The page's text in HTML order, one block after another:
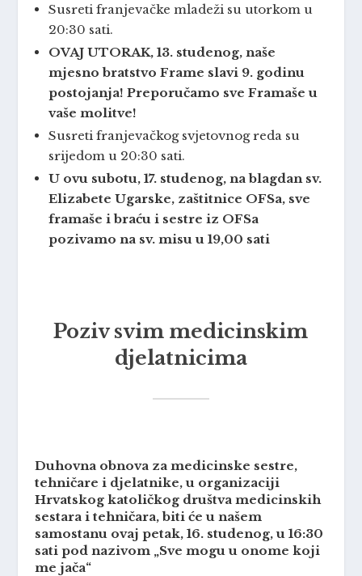
Susreti franjevačke mladeži su utorkom u
20:30 sati.
OVAJ UTORAK, 13. studenog, naše
mjesno bratstvo Frame slavi 9. godinu
postojanja! Preporučamo sve Framaše u
vaše molitve!
Susreti franjevačkog svjetovnog reda su
srijedom u 20:30 sati.
U ovu subotu, 17. studenog, na blagdan sv.
Elizabete Ugarske, zaštitnice OFSa, sve
framaše i braću i sestre iz OFSa
pozivamo na sv. misu u 19,00 sati
Poziv svim medicinskim
djelatnicima
Duhovna obnova za medicinske sestre,
tehničare i djelatnike, u organizaciji
Hrvatskog katoličkog društva medicinskih
sestara i tehničara, biti će u našem
samostanu ovaj petak, 16. studenog, u 16:30
sati pod nazivom „Sve mogu u onome koji
me jača“